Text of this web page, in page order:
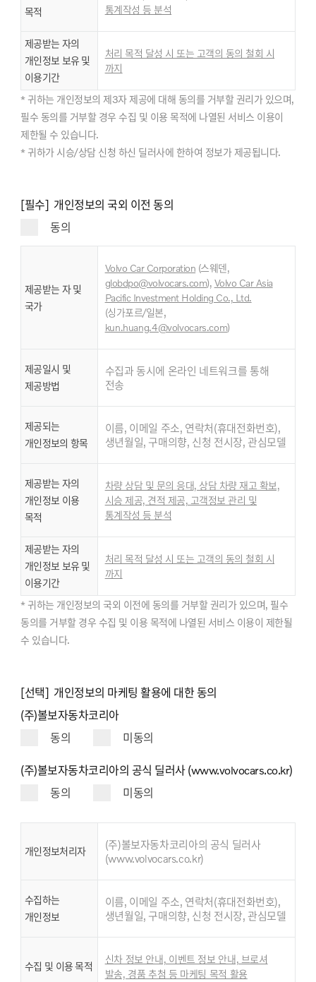
목적
통계작성 등 분석
제공받는 자의
개인정보 보유 및
이용기간
처리 목적 달성 시 또는 고객의 동의 철회 시
까지
* 귀하는 개인정보의 제3자 제공에 대해 동의를 거부할 권리가 있으며,
필수 동의를 거부할 경우 수집 및 이용 목적에 나열된 서비스 이용이
제한될 수 있습니다.
* 귀하가 시승/상담 신청 하신 딜러사에 한하여 정보가 제공됩니다.
[필수] 개인정보의 국외 이전 동의
동의
제공받는 자 및
국가
Volvo Car Corporation (스웨덴,
globdpo@volvocars.com), Volvo Car Asia
Pacific Investment Holding Co., Ltd.
(싱가포르/일본,
kun.huang.4@volvocars.com)
제공일시 및
제공방법
수집과 동시에 온라인 네트워크를 통해
전송
제공되는
개인정보의 항목
이름, 이메일 주소, 연락처(휴대전화번호),
생년월일, 구매의향, 신청 전시장, 관심모델
제공받는 자의
개인정보 이용
목적
차량 상담 및 문의 응대, 상담 차량 재고 확보,
시승 제공, 견적 제공, 고객정보 관리 및
통계작성 등 분석
제공받는 자의
개인정보 보유 및
이용기간
처리 목적 달성 시 또는 고객의 동의 철회 시
까지
* 귀하는 개인정보의 국외 이전에 동의를 거부할 권리가 있으며, 필수
동의를 거부할 경우 수집 및 이용 목적에 나열된 서비스 이용이 제한될
수 있습니다.
[선택] 개인정보의 마케팅 활용에 대한 동의
(주)볼보자동차코리아
동의
미동의
(주)볼보자동차코리아의 공식 딜러사 (www.volvocars.co.kr)
동의
미동의
개인정보처리자
(주)볼보자동차코리아의 공식 딜러사
(www.volvocars.co.kr)
수집하는
개인정보
이름, 이메일 주소, 연락처(휴대전화번호),
생년월일, 구매의향, 신청 전시장, 관심모델
수집 및 이용 목적
신차 정보 안내, 이벤트 정보 안내, 브로셔
발송, 경품 추첨 등 마케팅 목적 활용